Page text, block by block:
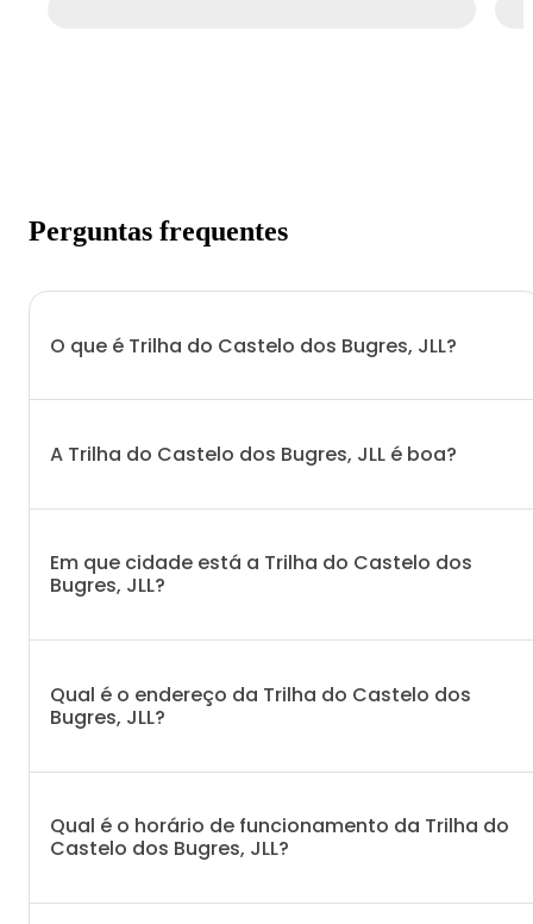
Perguntas frequentes
O que é Trilha do Castelo dos Bugres, JLL?
A Trilha do Castelo dos Bugres, JLL é boa?
Em que cidade está a Trilha do Castelo dos
Bugres, JLL?
Qual é o endereço da Trilha do Castelo dos
Bugres, JLL?
Qual é o horário de funcionamento da Trilha do
Castelo dos Bugres, JLL?